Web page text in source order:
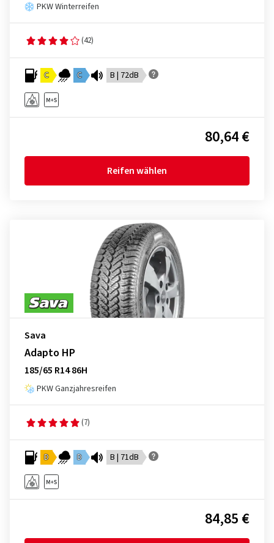
PKW Winterreifen
(42)
C C B | 72dB
80,64 €
Reifen wählen
Sava
Adapto HP
185/65 R14 86H
PKW Ganzjahresreifen
(7)
D D B | 71dB
84,85 €